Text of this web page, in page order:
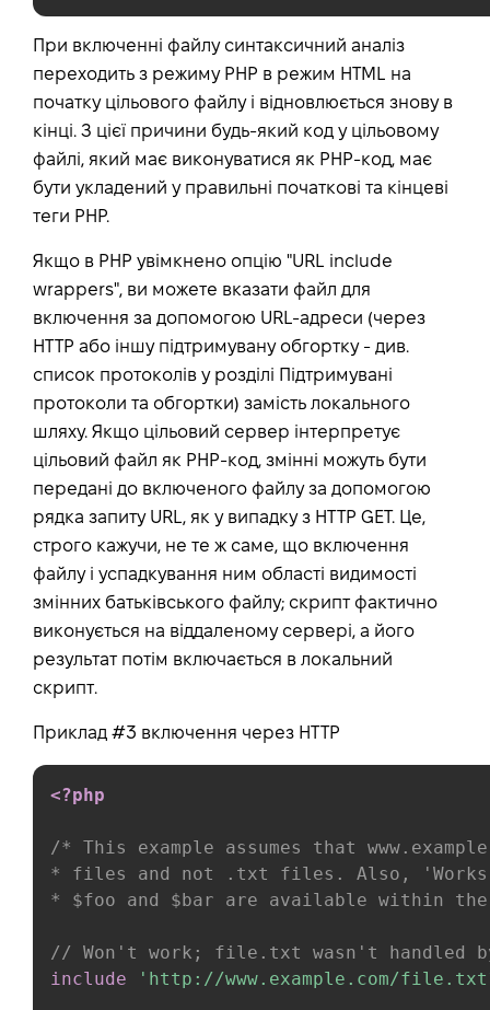
При включенні файлу синтаксичний аналіз
переходить з режиму PHP в режим HTML на
початку цільового файлу і відновлюється знову в
кінці. З цієї причини будь-який код у цільовому
файлі, який має виконуватися як PHP-код, має
бути укладений у правильні початкові та кінцеві
теги PHP.
Якщо в PHP увімкнено опцію "URL include
wrappers", ви можете вказати файл для
включення за допомогою URL-адреси (через
HTTP або іншу підтримувану обгортку - див.
список протоколів у розділі Підтримувані
протоколи та обгортки) замість локального
шляху. Якщо цільовий сервер інтерпретує
цільовий файл як PHP-код, змінні можуть бути
передані до включеного файлу за допомогою
рядка запиту URL, як у випадку з HTTP GET. Це,
строго кажучи, не те ж саме, що включення
файлу і успадкування ним області видимості
змінних батьківського файлу; скрипт фактично
виконується на віддаленому сервері, а його
результат потім включається в локальний
скрипт.
Приклад #3 включення через HTTP
<?php
/* This example assumes that
* files and not .txt files. Also, 'Works'
* $foo and $bar are available within
// Won't work; file.txt wasn't handled by
include
'http://www.example.com/